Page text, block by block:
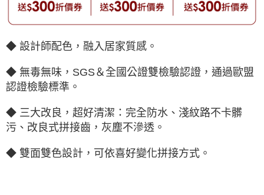
◆ 設計師配色，融入居家質感。
◆ 無毒無味，SGS＆全國公證雙檢驗認證，通過歐盟
認證檢驗標準。
◆ 三大改良，超好清潔：完全防水、淺紋路不卡髒
污、改良式拼接齒，灰塵不滲透。
◆ 雙面雙色設計，可依喜好變化拼接方式。